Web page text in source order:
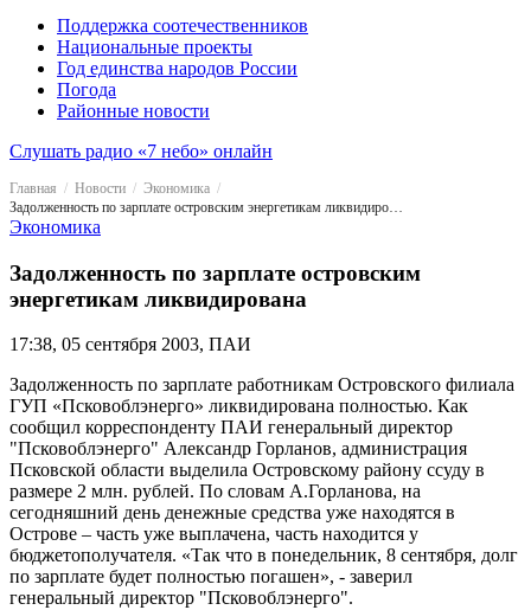
Поддержка соотечественников
Национальные проекты
Год единства народов России
Погода
Районные новости
Слушать радио «7 небо» онлайн
Главная Новости
Экономика
Задолженность по зарплате островским энергетикам ликвидирована
Экономика
Задолженность по зарплате островским
энергетикам ликвидирована
17:38, 05 сентября 2003, ПАИ
Задолженность по зарплате работникам Островского филиала
ГУП «Псковоблэнерго» ликвидирована полностью. Как
сообщил корреспонденту ПАИ генеральный директор
"Псковоблэнерго" Александр Горланов, администрация
Псковской области выделила Островскому району ссуду в
размере 2 млн. рублей. По словам А.Горланова, на
сегодняшний день денежные средства уже находятся в
Острове – часть уже выплачена, часть находится у
бюджетополучателя. «Так что в понедельник, 8 сентября, долг
по зарплате будет полностью погашен», - заверил
генеральный директор "Псковоблэнерго".